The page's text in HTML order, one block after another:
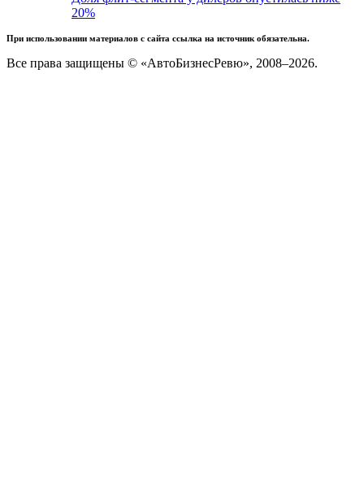
20%
При использовании материалов с сайта ссылка на источник обязательна.
Все права защищены © «АвтоБизнесРевю», 2008–2026.